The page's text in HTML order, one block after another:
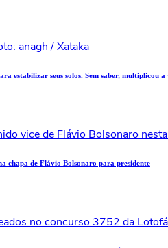
estabilizar seus solos. Sem saber, multiplicou a
chapa de Flávio Bolsonaro para presidente